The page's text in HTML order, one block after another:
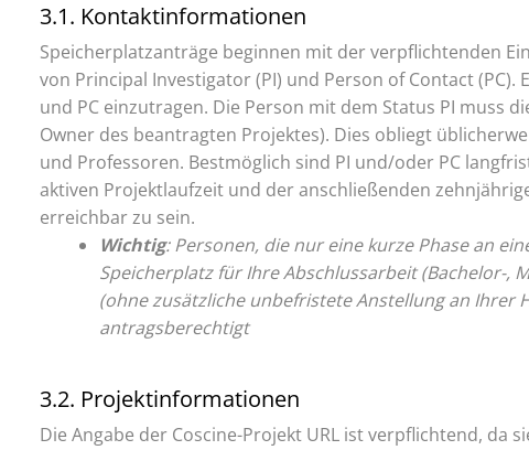
3.1. Kontaktinformationen
Speicherplatzanträge beginnen mit der verpflichtenden
von Principal Investigator (PI) und Person of Contact (PC).
und PC einzutragen. Die Person mit dem Status PI muss
Owner des beantragten Projektes). Dies obliegt
und Professoren. Bestmöglich sind PI und/oder PC
aktiven Projektlaufzeit und der anschließenden
erreichbar zu sein.
Wichtig: Personen, die nur eine kurze Phase an
Speicherplatz für Ihre Abschlussarbeit (Bachelor-,
(ohne zusätzliche unbefristete Anstellung an Ihrer
antragsberechtigt
3.2. Projektinformationen
Die Angabe der Coscine-Projekt URL ist verpflichtend, da